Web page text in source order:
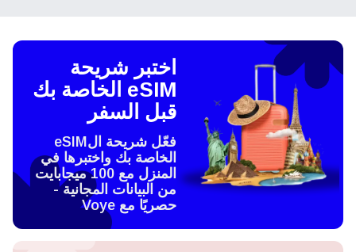
اختبر شريحة
eSIM الخاصة بك
قبل السفر
فعّل شريحة الeSIM
الخاصة بك واختبرها في
المنزل مع 100 ميجابايت
من البيانات المجانية -
حصريًا مع Voye